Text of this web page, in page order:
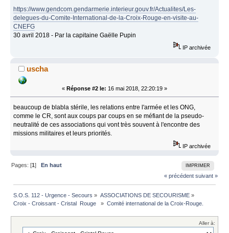
https://www.gendcom.gendarmerie.interieur.gouv.fr/Actualites/Les-
delegues-du-Comite-International-de-la-Croix-Rouge-en-visite-au-
CNEFG
30 avril 2018 - Par la capitaine Gaëlle Pupin
IP archivée
uscha
« Réponse #2 le: 16 mai 2018, 22:20:19 »
beaucoup de blabla stérile, les relations entre l'armée et les ONG,
comme le CR, sont aux coups par coups en se méfiant de la pseudo-
neutralité de ces associations qui vont très souvent à l'encontre des
missions militaires et leurs priorités.
IP archivée
IMPRIMER
Pages: [1]En haut
« précédent suivant »
S.O.S. 112 - Urgence - Secours » ASSOCIATIONS DE SECOURISME»
Croix - Croissant - Cristal  Rouge
» Comité international de la Croix-Rouge.
Aller à: